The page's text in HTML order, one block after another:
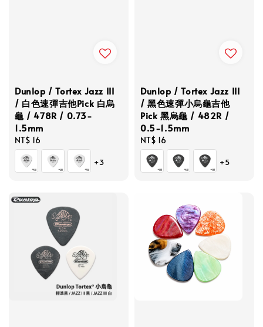
Dunlop / Tortex Jazz III
/ 白色速彈吉他Pick 白烏
龜 / 478R / 0.73-
1.5mm
Regular
price
NT$ 16
+3
Dunlop / Tortex Jazz III
/ 黑色速彈小烏龜吉他
Pick 黑烏龜 / 482R /
0.5-1.5mm
Regular
price
NT$ 16
+5